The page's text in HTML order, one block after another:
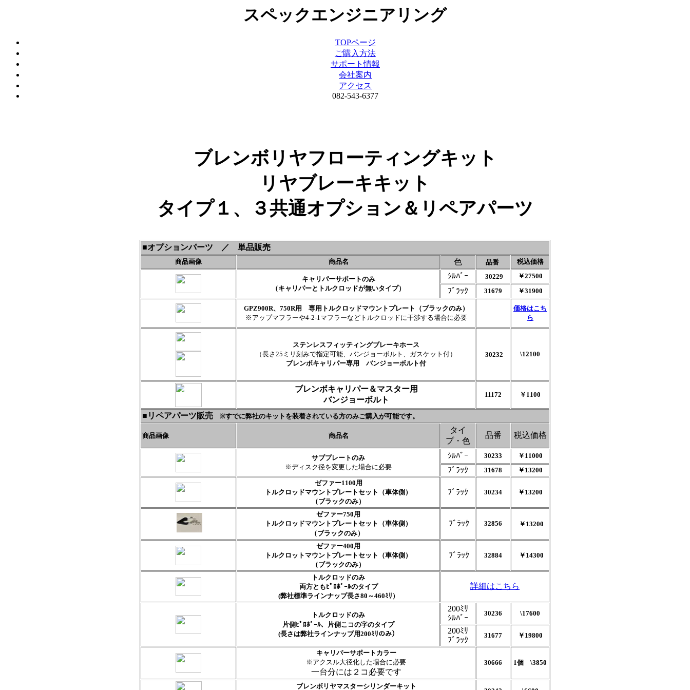
スペックエンジニアリング
TOPページ
ご購入方法
サポート情報
会社案内
アクセス
082-543-6377
ブレンボリヤフローティングキット
リヤブレーキキット
タイプ１、３共通オプション＆リペアパーツ
■オプションパーツ ／ 単品販売
商品画像 商品名 色 品番 税込価格
キャリパーサポートのみ
（キャリパーとトルクロッドが無いタイプ）
ｼﾙﾊﾞｰ 30229 ￥27500
ﾌﾞﾗｯｸ 31679 ￥31900
GPZ900R、750R用 専用トルクロッドマウントプレート（ブラックのみ）
※アップマフラーや4-2-1マフラーなどトルクロッドに干渉する場合に必要
価格はこち
ら
ステンレスフィッティングブレーキホース
（長さ25ミリ刻みで指定可能、バンジョーボルト、ガスケット付）
ブレンボキャリパー専用 バンジョーボルト付
30232 \12100
ブレンボキャリパー＆マスター用
バンジョーボルト
11172 ￥1100
■リペアパーツ販売 ※すでに弊社のキットを装着されている方のみご購入が可能です。
商品画像 商品名
タイ
プ・色
品番 税込価格
サブプレートのみ
※ディスク径を変更した場合に必要
ｼﾙﾊﾞｰ 30233 ￥11000
ﾌﾞﾗｯｸ 31678
￥13200
ゼファー1100用
トルクロッドマウントプレートセット（車体側）
（ブラックのみ）
ﾌﾞﾗｯｸ 30234 ￥13200
ゼファー750用
トルクロッドマウントプレートセット（車体側）
（ブラックのみ）
ﾌﾞﾗｯｸ 32856 ￥13200
ゼファー400用
トルクロットマウントプレートセット（車体側）
（ブラックのみ）
ﾌﾞﾗｯｸ 32884 ￥14300
トルクロッドのみ
両方ともﾋﾟﾛﾎﾞｰﾙのタイプ
(弊社標準ラインナップ長さ80～460ﾐﾘ）
詳細はこちら
トルクロッドのみ
片側ﾋﾟﾛﾎﾞｰﾙ、片側こコの字のタイプ
(長さは弊社ラインナップ用200ﾐﾘのみ）
200ﾐﾘ
ｼﾙﾊﾞｰ
30236 \17600
200ﾐﾘ
ﾌﾞﾗｯｸ
31677 ￥19800
キャリパーサポートカラー
※アクスル大径化した場合に必要
一台分には２コ必要です
30666 1個 \3850
ブレンボリヤマスターシリンダーキット